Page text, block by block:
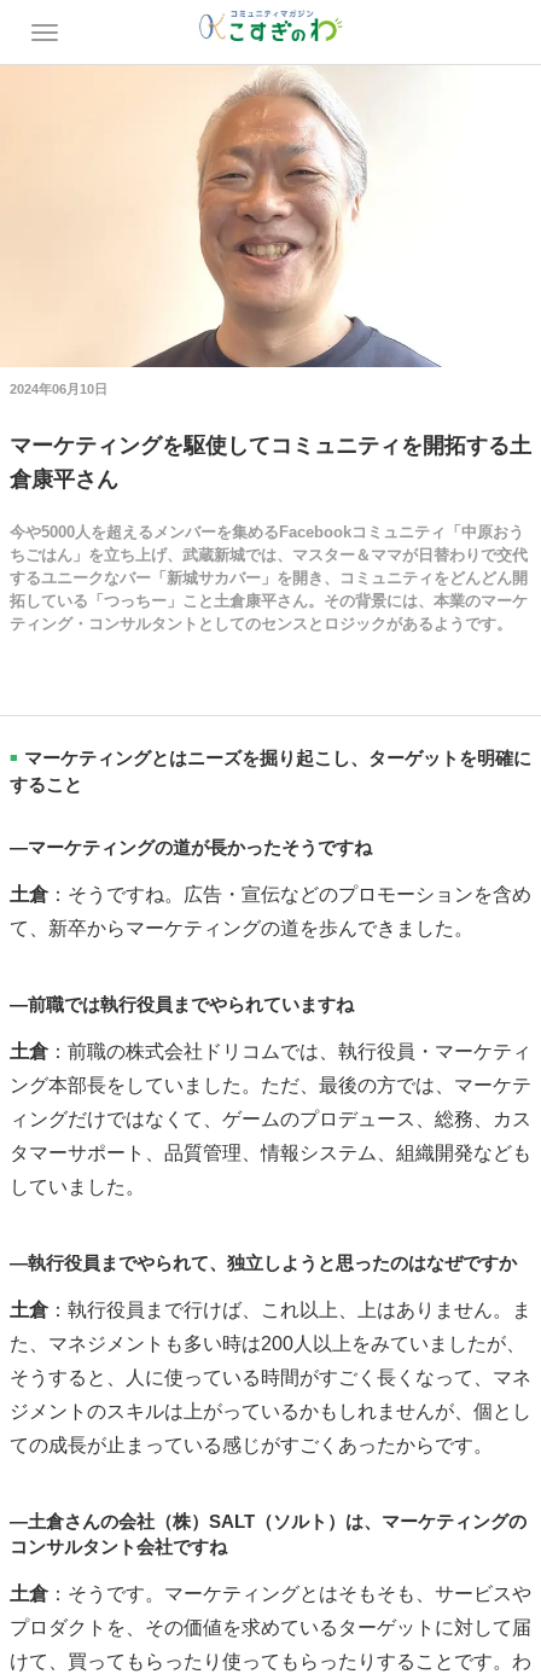
2024年06月10日
マーケティングを駆使してコミュニティを開拓する土
倉康平さん
今や5000人を超えるメンバーを集めるFacebookコミュニティ「中原おう
ちごはん」を立ち上げ、武蔵新城では、マスター＆ママが日替わりで交代
するユニークなバー「新城サカバー」を開き、コミュニティをどんどん開
拓している「つっちー」こと土倉康平さん。その背景には、本業のマーケ
ティング・コンサルタントとしてのセンスとロジックがあるようです。
■ マーケティングとはニーズを掘り起こし、ターゲットを明確に
すること
―マーケティングの道が長かったそうですね
土倉：そうですね。広告・宣伝などのプロモーションを含め
て、新卒からマーケティングの道を歩んできました。
―前職では執行役員までやられていますね
土倉：前職の株式会社ドリコムでは、執行役員・マーケティ
ング本部長をしていました。ただ、最後の方では、マーケテ
ィングだけではなくて、ゲームのプロデュース、総務、カス
タマーサポート、品質管理、情報システム、組織開発なども
していました。
―執行役員までやられて、独立しようと思ったのはなぜですか
土倉：執行役員まで行けば、これ以上、上はありません。ま
た、マネジメントも多い時は200 人以上をみていましたが、
そうすると、人に使っている時間がすごく長くなって、マネ
ジメントのスキルは上がっているかもしれませんが、個とし
ての成長が止まっている感じがすごくあったからです。
―土倉さんの会社（株）SALT（ソルト）は、マーケティングの
コンサルタント会社ですね
土倉：そうです。マーケティングとはそもそも、サービスや
プロダクトを、その価値を求めているターゲットに対して届
けて、買ってもらったり使ってもらったりすることです。わ